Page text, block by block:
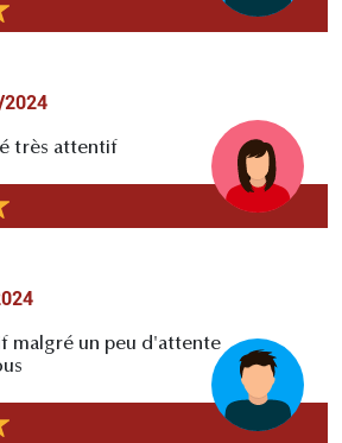
très attentif
malgré un peu d'attente